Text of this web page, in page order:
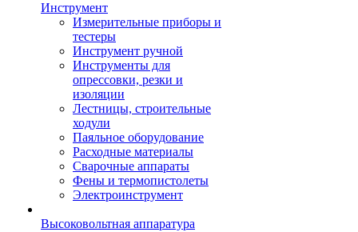
Инструмент
Измерительные приборы и
тестеры
Инструмент ручной
Инструменты для
опрессовки, резки и
изоляции
Лестницы, строительные
ходули
Паяльное оборудование
Расходные материалы
Сварочные аппараты
Фены и термопистолеты
Электроинструмент
Высоковольтная аппаратура